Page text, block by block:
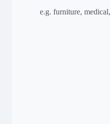
e.g. furniture,